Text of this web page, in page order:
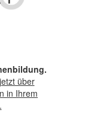
über
in Ihrem